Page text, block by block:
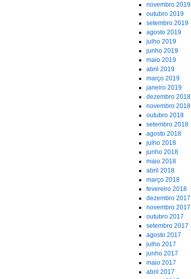
novembro 2019
outubro 2019
setembro 2019
agosto 2019
julho 2019
junho 2019
maio 2019
abril 2019
março 2019
janeiro 2019
dezembro 2018
novembro 2018
outubro 2018
setembro 2018
agosto 2018
julho 2018
junho 2018
maio 2018
abril 2018
março 2018
fevereiro 2018
dezembro 2017
novembro 2017
outubro 2017
setembro 2017
agosto 2017
julho 2017
junho 2017
maio 2017
abril 2017